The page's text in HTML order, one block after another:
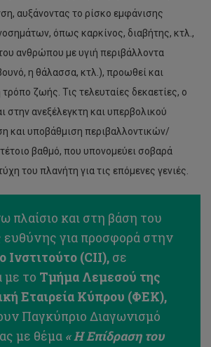
αυξάνοντας το ρίσκο εμφάνισης
όπως καρκίνος, διαβήτης, κτλ.,
ανθρώπου με υγιή περιβάλλοντα
η θάλασσα, κτλ.), προωθεί και
τρόπο ζωής. Τις τελευταίες δεκαετίες, ο
στην ανεξέλεγκτη και υπερβολικού
και υποβάθμιση περιβαλλοντικών/
βαθμό, που υπονομεύει σοβαρά
του πλανήτη για τις επόμενες γενιές.
πλαίσιο και στη βάση του
ευθύνης για προσφορά στην
Ινστιτούτο (CII), σε
με το Τμήμα Λεμεσού της
Εταιρεία Κύπρου (ΦΕΚ),
Παγκύπριο Διαγωνισμό
με θέμα « Η Επίδραση του